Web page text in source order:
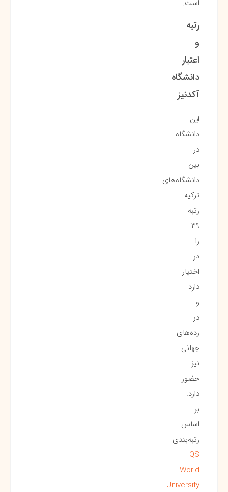
است.
رتبه
و
اعتبار
دانشگاه
آکدنیز
این
دانشگاه
در
بین
دانشگاه‌های
ترکیه
رتبه
۳۹
را
در
اختیار
دارد
و
در
رده‌های
جهانی
نیز
حضور
دارد.
بر
اساس
رتبه‌بندی
QS
World
University